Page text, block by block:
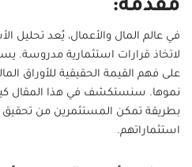
مقدمة:
في عالم المال والأعمال، يُعد تحليل
لاتخاذ قرارات استثمارية مدروسة.
على فهم القيمة الحقيقية للأوراق
نموها. سنستكشف في هذا المقال
بطريقة تمكن المستثمرين من
استثماراتهم.